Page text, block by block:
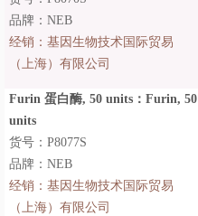
品牌：NEB
经销： 基因生物技术国际贸易
（上海）有限公司
Furin 蛋白酶, 50 units：Furin, 50
units
货号：P8077S
品牌：NEB
经销： 基因生物技术国际贸易
（上海）有限公司